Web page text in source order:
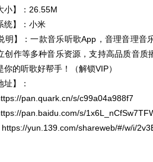
小】：26.55M
统】：小米
明】：一款音乐听歌App，音理音理
创作等多种音乐资源，支持高品质音
你的听歌好帮手！（解锁VIP）
址】：
pan.quark.cn/s/c99a04a988f7
pan.baidu.com/s/
https://yun.139.com/shareweb/#/w/i/